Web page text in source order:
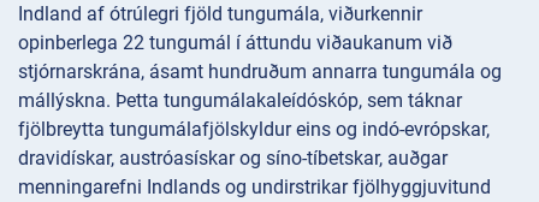
Indland af ótrúlegri fjöld tungumála, viðurkennir
opinberlega 22 tungumál í áttundu viðaukanum við
stjórnarskrána, ásamt hundruðum annarra tungumála og
mállýskna. Þetta tungumálakaleídóskóp, sem táknar
fjölbreytta tungumálafjölskyldur eins og indó-evrópskar,
dravidískar, austróasískar og síno-tíbetskar, auðgar
menningarefni Indlands og undirstrikar fjölhyggjuvitund